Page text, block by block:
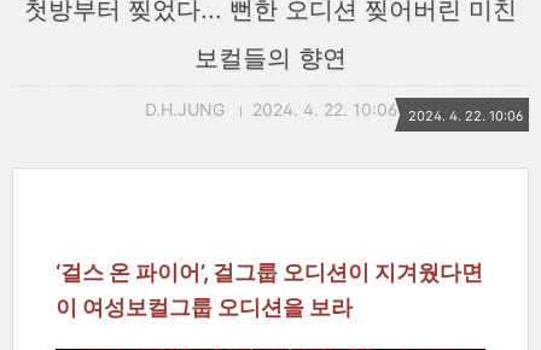
첫방부터 찢었다... 뻔한 오디션 찢어버린 미친
보컬들의 향연
D.H.JUNG 2024. 4. 22. 10:06 2024. 4. 22. 10:06
‘걸스 온 파이어’, 걸그룹 오디션이 지겨웠다면
이 여성보컬그룹 오디션을 보라